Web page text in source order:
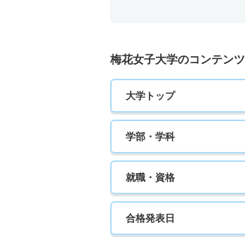
梅花女子大学のコンテン
大学トップ
学部・学科
就職・資格
合格発表日